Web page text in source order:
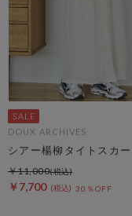
DOUX ARCHIVES
シアー楊柳タイトスカー
￥7,700 30％OFF
￥11,000